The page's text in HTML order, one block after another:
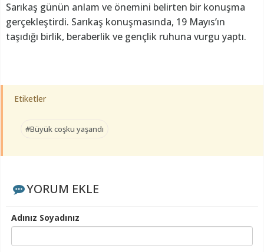
Sarıkaş günün anlam ve önemini belirten bir konuşma
gerçekleştirdi. Sarıkaş konuşmasında, 19 Mayıs’ın
taşıdığı birlik, beraberlik ve gençlik ruhuna vurgu yaptı.
Etiketler
#Büyük coşku yaşandı
YORUM EKLE
Adınız Soyadınız